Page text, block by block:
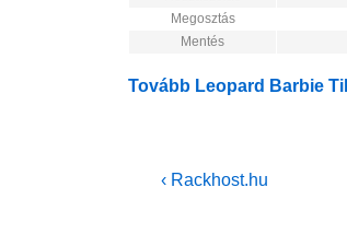
Megosztás
Mentés
Tovább Leopard Barbie
Bejegyzés
Previous
‹ Rackhost.hu